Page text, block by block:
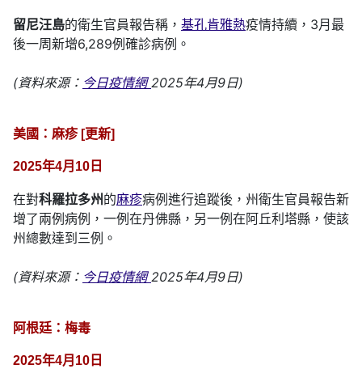
留尼汪島的衛生官員報告稱， 基孔肯雅熱疫情持續，3月最
後一周新增6,289例確診病例。
(資料來源： 今日疫情網2025年4月9日)
美國：麻疹 [更新]
2025年4月10日
在對科羅拉多州的麻疹病例進行追蹤後，州衛生官員報告新
增了兩例病例，一例在丹佛縣，另一例在阿丘利塔縣，使該
州總數達到三例。
(資料來源： 今日疫情網2025年4月9日)
阿根廷：梅毒
2025年4月10日